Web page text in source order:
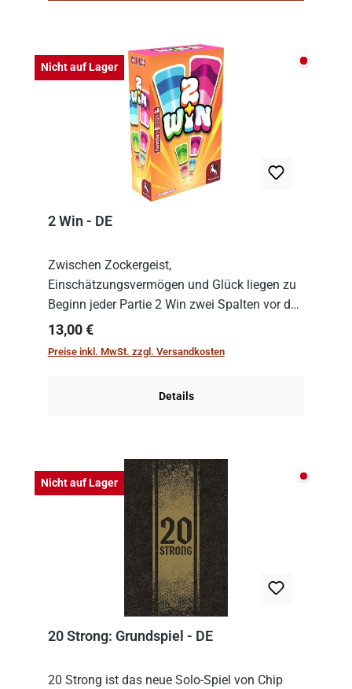
Nicht auf Lager Nicht
2 Win - DE
Zwischen Zockergeist,
Einschätzungsvermögen und Glück liegen zu
Beginn jeder Partie 2 Win zwei Spalten vor den
Spielenden aus, die es in die Höhe zu treiben
gilt. Doch das geht natürlich nur, solange man
Regulärer Preis:
13,00 €
Preise inkl. MwSt. zzgl. Versandkosten
Details
Nicht auf Lager Nicht
20 Strong: Grundspiel - DE
20 Strong ist das neue Solo-Spiel von Chip